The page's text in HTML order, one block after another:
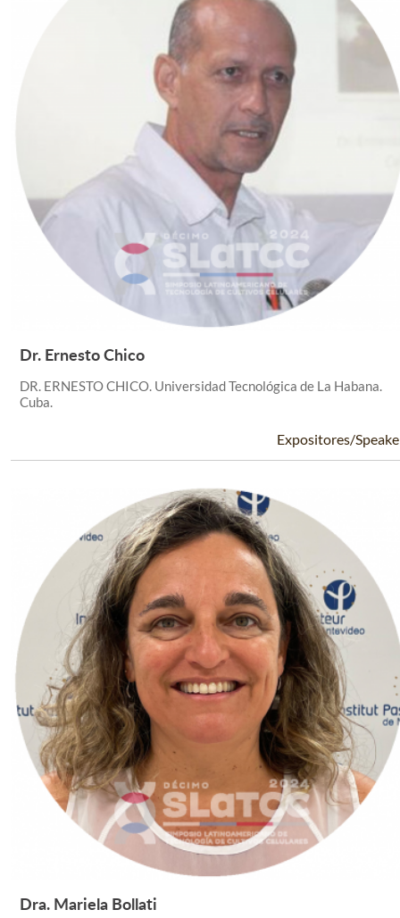
Dr. Ernesto Chico
DR. ERNESTO CHICO. Universidad Tecnológica de La Habana.
Cuba.
Expositores/
Dra. Mariela Bollati